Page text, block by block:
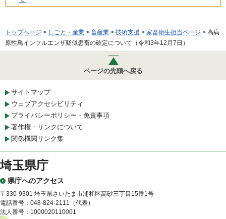
トップページ > しごと・産業 > 畜産業 > 技術支援 > 家畜衛生担当ページ > 高病
原性鳥インフルエンザ疑似患畜の確定について（令和3年12月7日）
ページの先頭へ戻る
サイトマップ
ウェブアクセシビリティ
プライバシーポリシー・免責事項
著作権・リンクについて
関係機関リンク集
埼玉県庁
県庁へのアクセス
〒330-9301 埼玉県さいたま市浦和区高砂三丁目15番1号
電話番号：048-824-2111（代表）
法人番号：1000020110001